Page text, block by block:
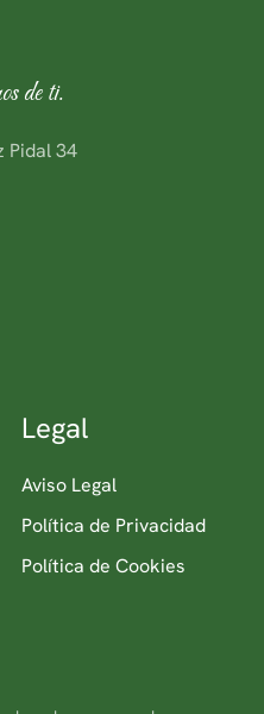
de ti.
Pidal 34
Legal
Aviso Legal
Política de Privacidad
Política de Cookies